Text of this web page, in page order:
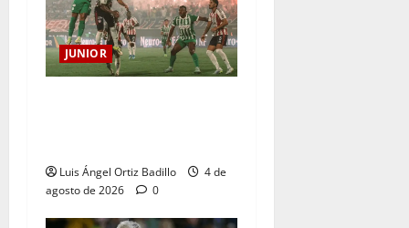
JUNIOR
Luis Ángel Ortiz Badillo
4 de
agosto de 2026
0